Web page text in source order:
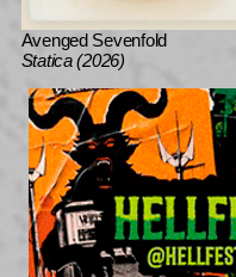
Avenged Sevenfold
Statica (2026)